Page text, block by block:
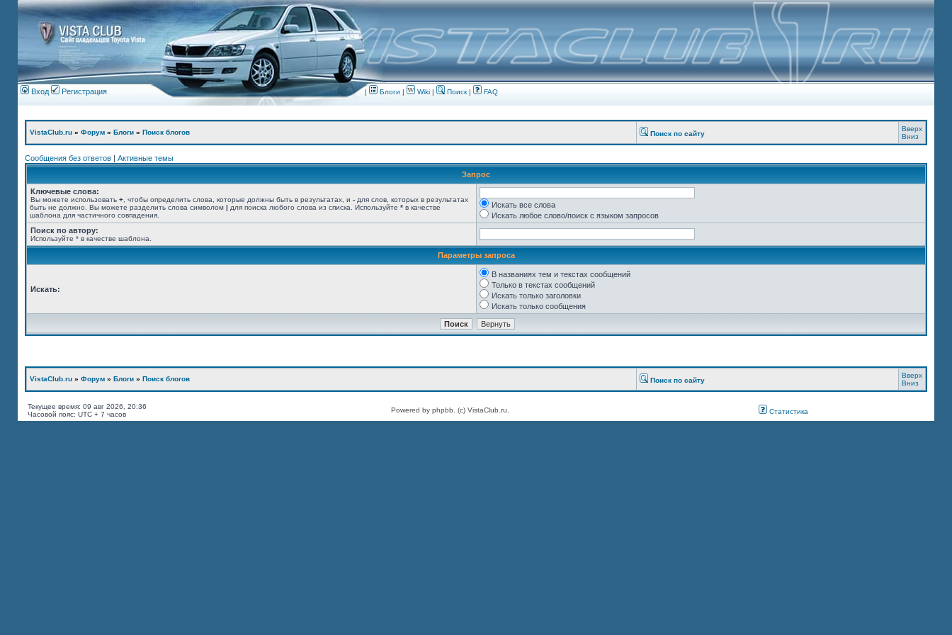
Вход Регистрация | Блоги | Wiki | Поиск| FAQ
VistaClub.ru » Форум » Блоги » Поиск блогов Поиск по сайту
Вверх
Вниз
Сообщения без ответов | Активные темы
Запрос
Ключевые слова:
Вы можете использовать + , чтобы определить слова, которые должны быть в результатах, и - для слов, которых в результатах
быть не должно. Вы можете разделить слова символом | для поиска любого слова из списка. Используйте * в качестве
шаблона для частичного совпадения.
Искать все слова
Искать любое слово/поиск с языком запросов
Поиск по автору:
Используйте * в качестве шаблона.
Параметры запроса
Искать:
В названиях тем и текстах сообщений
Только в текстах сообщений
Искать только заголовки
Искать только сообщения
VistaClub.ru » Форум » Блоги » Поиск блогов Поиск по сайту
Вверх
Вниз
Текущее время: 09 авг 2026, 20:36
Часовой пояс: UTC + 7 часов
Powered by phpbb. (c) VistaClub.ru. Статистика